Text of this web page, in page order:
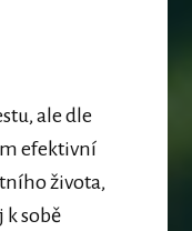
ale dle
efektivní
života,
sobě